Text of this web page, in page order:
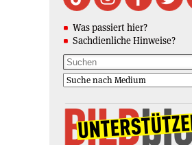
Was passiert hier?
Sachdienliche Hinweise?